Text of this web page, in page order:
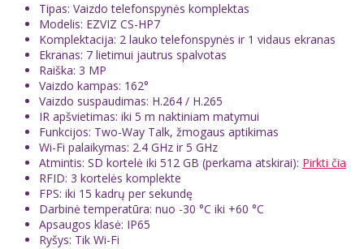
Tipas: Vaizdo telefonspynės komplektas
Modelis: EZVIZ CS-HP7
Komplektacija: 2 lauko telefonspynės ir 1 vidaus ekranas
Ekranas: 7 lietimui jautrus spalvotas
Raiška: 3 MP
Vaizdo kampas: 162°
Vaizdo suspaudimas: H.264 / H.265
IR apšvietimas: iki 5 m naktiniam matymui
Funkcijos: Two-Way Talk, žmogaus aptikimas
Wi-Fi palaikymas: 2.4 GHz ir 5 GHz
Atmintis: SD kortelė iki 512 GB (perkama atskirai): Pirkti čia
RFID: 3 kortelės komplekte
FPS: iki 15 kadrų per sekundę
Darbinė temperatūra: nuo -30 °C iki +60 °C
Apsaugos klasė: IP65
Ryšys: Tik Wi-Fi